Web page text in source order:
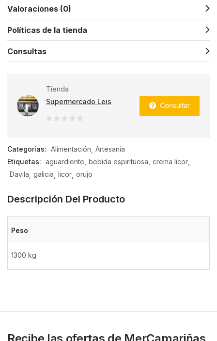
Valoraciones (0)
Políticas de la tienda
Consultas
Tienda
Supermercado Leis
Consultar
Categorías: Alimentación Artesanía
Etiquetas: aguardiente bebida espirituosa crema licor
Davila galicia licor orujo
Descripción Del Producto
Peso
1300 kg
Recibe las ofertas de MerCamariñas